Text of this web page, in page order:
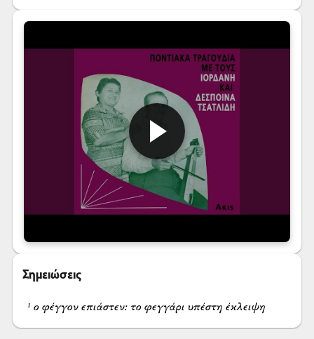
Σημειώσεις
¹ ο φέγγον επιάστεν: το φεγγάρι υπέστη έκλειψη